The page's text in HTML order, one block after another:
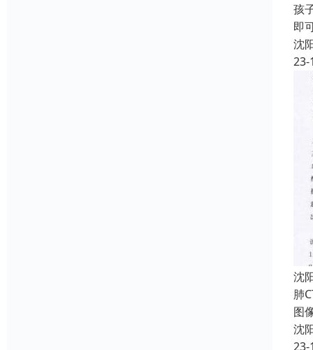
孩
即
沈
23-
沈
肺
图
沈
23-